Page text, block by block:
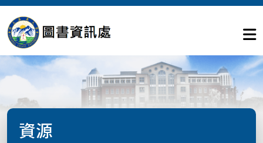
資源